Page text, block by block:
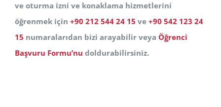
ve oturma izni ve konaklama hizmetlerini
öğrenmek için +90 212 544 24 15 ve +90 542 123 24
15 numaralarıdan bizi arayabilir veya Öğrenci
Başvuru Formu’nu doldurabilirsiniz.